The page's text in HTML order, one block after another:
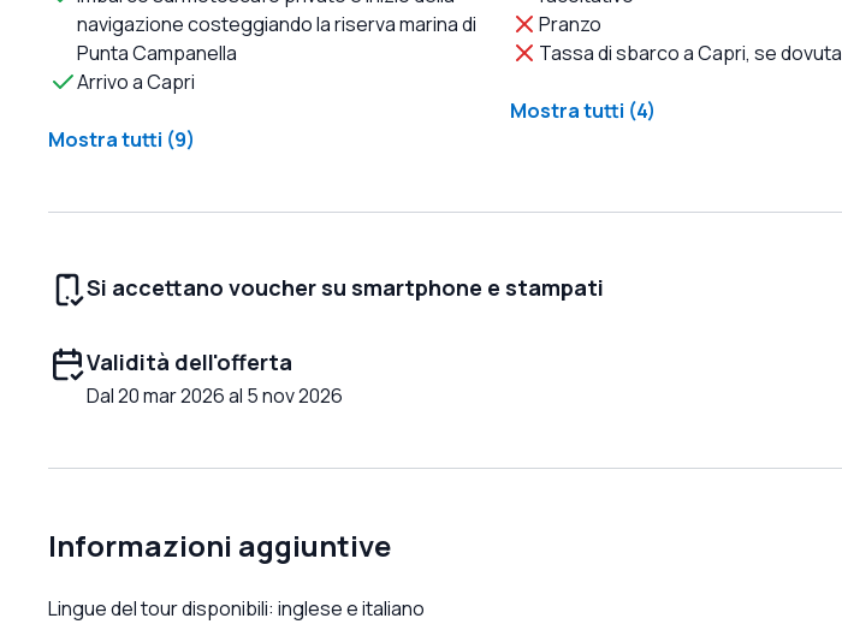
navigazione costeggiando la riserva marina di
Punta Campanella
Arrivo a Capri
Mostra tutti (9)
Pranzo
Tassa di sbarco a Capri, se dovuta
Mostra tutti (4)
Si accettano voucher su smartphone e stampati
Validità dell'offerta
Dal 20 mar 2026 al 5 nov 2026
Informazioni aggiuntive
Lingue del tour disponibili: inglese e italiano